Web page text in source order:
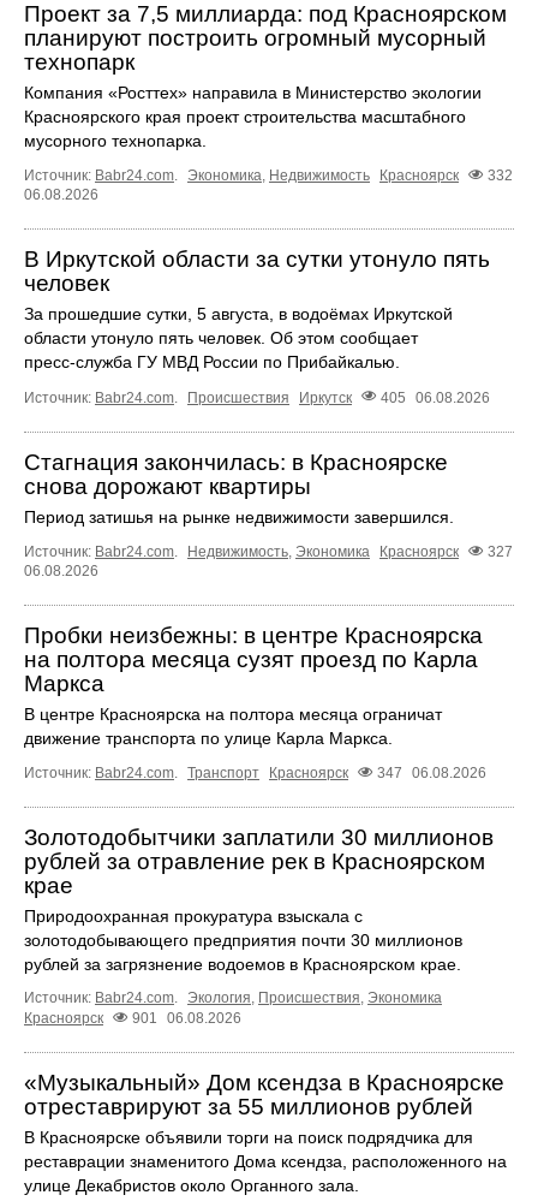
Проект за 7,5 миллиарда: под Красноярском
планируют построить огромный мусорный
технопарк
Компания «Росттех» направила в Министерство экологии
Красноярского края проект строительства масштабного
мусорного технопарка.
Источник: Babr24.com. Экономика, Недвижимость Красноярск
332
06.08.2026
В Иркутской области за сутки утонуло пять
человек
За прошедшие сутки, 5 августа, в водоёмах Иркутской
области утонуло пять человек. Об этом сообщает
пресс‑служба ГУ МВД России по Прибайкалью.
Источник: Babr24.com Происшествия Иркутск 405 06.08.2026
Стагнация закончилась: в Красноярске
снова дорожают квартиры
Период затишья на рынке недвижимости завершился.
Источник: Babr24.com Недвижимость Экономика Красноярск
327
06.08.2026
Пробки неизбежны: в центре Красноярска
на полтора месяца сузят проезд по Карла
Маркса
В центре Красноярска на полтора месяца ограничат
движение транспорта по улице Карла Маркса.
Источник: Babr24.com Транспорт Красноярск 347 06.08.2026
Золотодобытчики заплатили 30 миллионов
рублей за отравление рек в Красноярском
крае
Природоохранная прокуратура взыскала с
золотодобывающего предприятия почти 30 миллионов
рублей за загрязнение водоемов в Красноярском крае.
Источник: Babr24.com Экология Происшествия Экономика
Красноярск
901 06.08.2026
«Музыкальный» Дом ксендза в Красноярске
отреставрируют за 55 миллионов рублей
В Красноярске объявили торги на поиск подрядчика для
реставрации знаменитого Дома ксендза, расположенного на
улице Декабристов около Органного зала.